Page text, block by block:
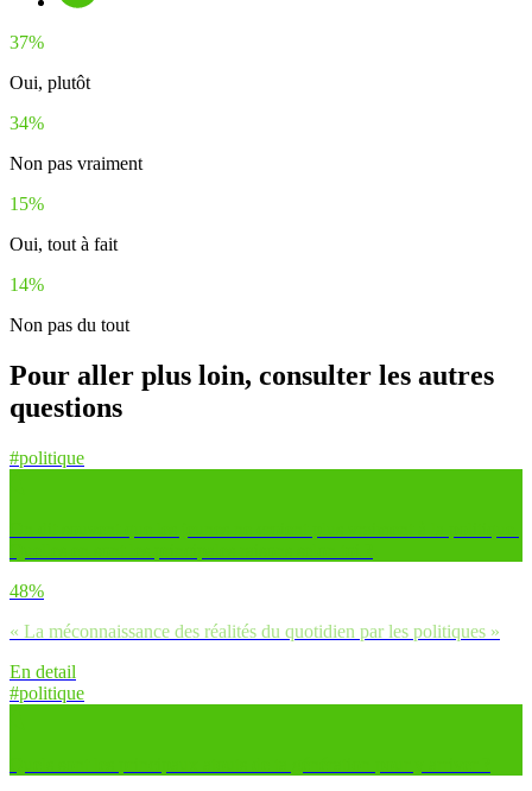
37%
Oui, plutôt
34%
Non pas vraiment
15%
Oui, tout à fait
14%
Non pas du tout
Pour aller plus loin, consulter les autres
questions
#politique
48%
« La méconnaissance des réalités du quotidien par les politiques »
En detail
#politique